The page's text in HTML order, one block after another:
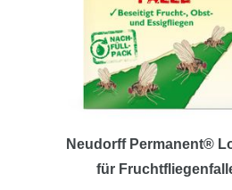
Neudorff Permanent®
für